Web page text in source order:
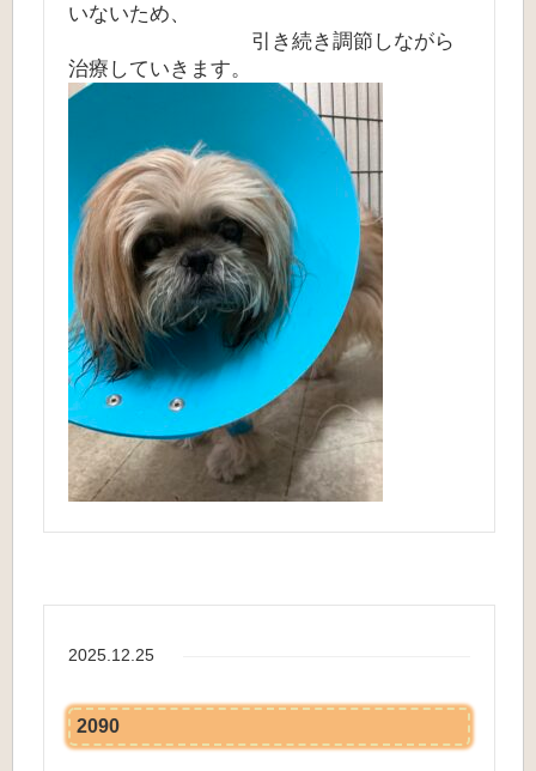
いないため、
引き続き調節しながら
治療していきます。
2025.12.25
2090